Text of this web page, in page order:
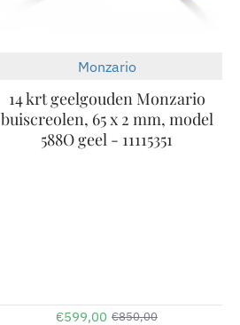
Monzario
14 krt geelgouden Monzario
buiscreolen, 65 x 2 mm, model
588O geel - 11115351
€599,00 €850,00